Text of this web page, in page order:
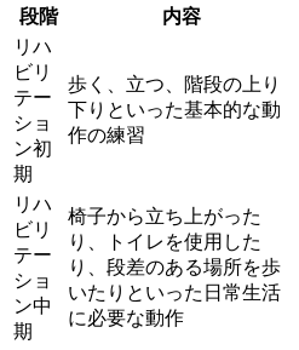
段階 内容
リハ
ビリ
テー
ショ
ン初
期
歩く、立つ、階段の上り
下りといった基本的な動
作の練習
リハ
ビリ
テー
ショ
ン中
期
椅子から立ち上がった
り、トイレを使用した
り、段差のある場所を歩
いたりといった日常生活
に必要な動作